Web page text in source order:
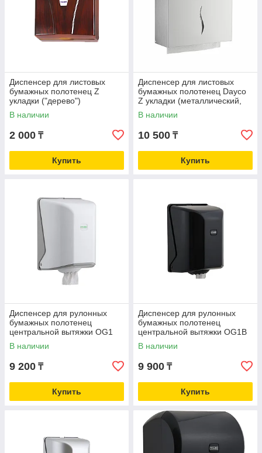
Диспенсер для листовых
бумажных полотенец Z
укладки ("дерево")
В наличии
2 000 ₸
Купить
Диспенсер для листовых
бумажных полотенец Dayco
Z укладки (металлический,
нержавеющая сталь)
В наличии
10 500 ₸
Купить
Диспенсер для рулонных
бумажных полотенец
центральной вытяжки OG1
Vialli (Турция)
В наличии
9 200 ₸
Купить
Диспенсер для рулонных
бумажных полотенец
центральной вытяжки OG1B
Vialli, чёрного цвета
В наличии
9 900 ₸
Купить